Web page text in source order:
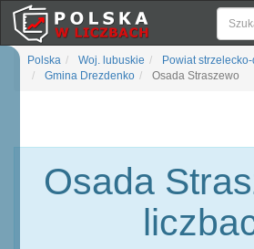
Polska Woj. lubuskie
Powiat
Gmina Drezdenko
Osada Straszewo
Osada